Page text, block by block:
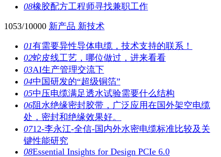
08橡胶配方工程师寻找兼职工作
1053/10000 新产品 新技术
01有需要异性导体电缆，技术支持的联系！
02蛇皮线工艺，哪位做过，进来看看
03AI生产管理交流下
04中国研发的“超级铜箔”
05中压电缆满足透水试验需要什么结构
06阻水绝缘密封胶带，广泛应用在国外架空电缆
处，密封和绝缘效果好。
0712-李永江-全信-国内外水密电缆标准比较及关
键性能研究
08Essential Insights for Design PCIe 6.0